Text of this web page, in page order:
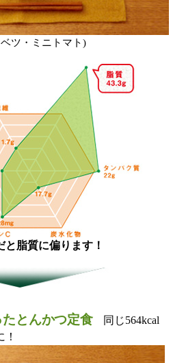
ツ・ミニトマト)
脂質に偏ります！
とんかつ定食
同じ564kcal